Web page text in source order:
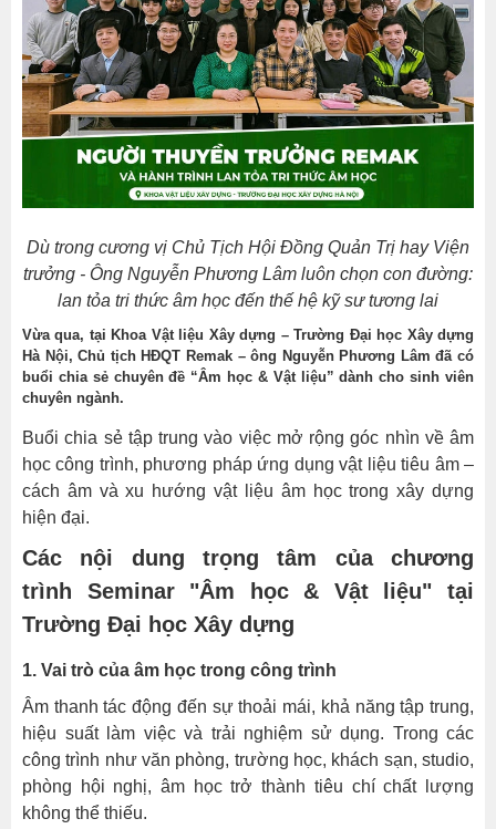
buổi
chia
sẻ
chuyên
đề
“Âm
liệu”
dành
sinh
viên
chuyên
ngành.
Các
nội
dung
trọng
tâm
của
trình Seminar
"Âm
&
Vật
liệu"
tại
Trường
Dù trong cương vị Chủ Tịch Hội Đồng Quản Trị hay Viện
trưởng - Ông Nguyễn Phương Lâm luôn chọn con đường:
lan tỏa tri thức âm học đến thế hệ kỹ sư tương lai
Vừa qua, tại Khoa Vật liệu Xây dựng – Trường Đại học Xây dựng
Hà Nội, Chủ tịch HĐQT Remak – ông Nguyễn Phương Lâm đã có
buổi chia sẻ chuyên đề “Âm học & Vật liệu” dành cho sinh viên
chuyên ngành.
Buổi chia sẻ tập trung vào việc mở rộng góc nhìn về âm
học công trình, phương pháp ứng dụng vật liệu tiêu âm –
cách âm và xu hướng vật liệu âm học trong xây dựng
hiện đại.
Các nội dung trọng tâm của chương
trình Seminar "Âm học & Vật liệu" tại
Trường Đại học Xây dựng
1. Vai trò của âm học trong công trình
Âm thanh tác động đến sự thoải mái, khả năng tập trung,
hiệu suất làm việc và trải nghiệm sử dụng. Trong các
công trình như văn phòng, trường học, khách sạn, studio,
phòng hội nghị, âm học trở thành tiêu chí chất lượng
không thể thiếu.